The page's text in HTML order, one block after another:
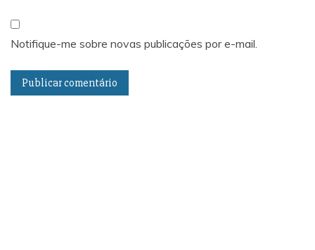
Notifique-me sobre novas publicações por e-mail.